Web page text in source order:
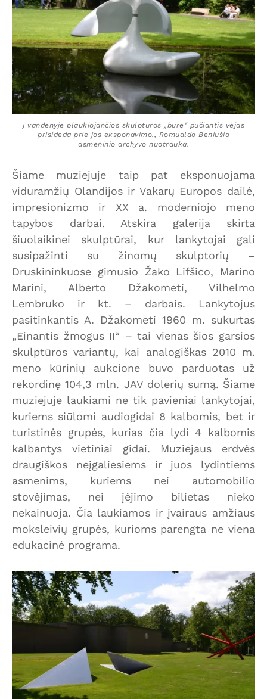
Į vandenyje plaukiojančios skulptūros „burę“ pučiantis vėjas
prisideda prie jos eksponavimo., Romualdo Beniušio
asmeninio archyvo nuotrauka.
Šiame muziejuje taip pat eksponuojama
viduramžių Olandijos ir Vakarų Europos dailė,
impresionizmo ir XX a. moderniojo meno
tapybos darbai. Atskira galerija skirta
šiuolaikinei skulptūrai, kur lankytojai gali
susipažinti su žinomų skulptorių –
Druskininkuose gimusio Žako Lifšico, Marino
Marini, Alberto Džakometi, Vilhelmo
Lembruko ir kt. – darbais. Lankytojus
pasitinkantis A. Džakometi 1960 m. sukurtas
„Einantis žmogus II“ – tai vienas šios garsios
skulptūros variantų, kai analogiškas 2010 m.
meno kūrinių aukcione buvo parduotas už
rekordinę 104,3 mln. JAV dolerių sumą. Šiame
muziejuje laukiami ne tik pavieniai lankytojai,
kuriems siūlomi audiogidai 8 kalbomis, bet ir
turistinės grupės, kurias čia lydi 4 kalbomis
kalbantys vietiniai gidai. Muziejaus erdvės
draugiškos neįgaliesiems ir juos lydintiems
asmenims, kuriems nei automobilio
stovėjimas, nei įėjimo bilietas nieko
nekainuoja. Čia laukiamos ir įvairaus amžiaus
moksleivių grupės, kurioms parengta ne viena
edukacinė programa.